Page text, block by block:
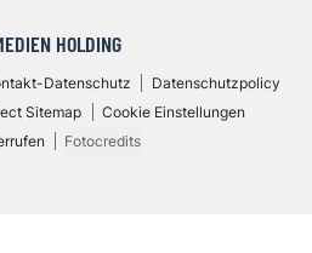
HOLDING
Datenschutz
Datenschutzpolicy
Sitemap
Cookie Einstellungen
Fotocredits